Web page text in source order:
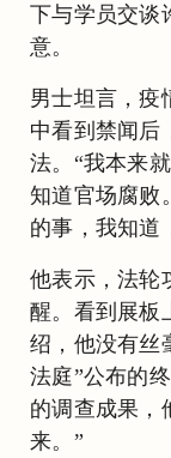
下与学员交谈
意。
男士坦言，疫
中看到禁闻后
法。“我本来
知道官场腐败
的事，我知道
他表示，法轮
醒。看到展板
绍，他没有丝
法庭”公布的
的调查成果，
来。”